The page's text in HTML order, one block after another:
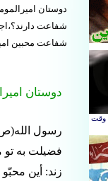
دوستان
رسول الله(ص)
فضیلت به تو
زند: أین
دوستان
شفاعت
شفاعت محبین